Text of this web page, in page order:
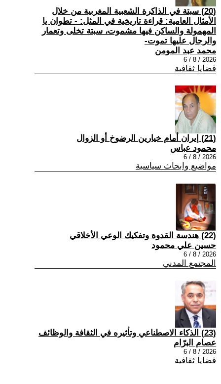
(20) سبتة في الذاكرة الشعبية المغربية من خلال
الأمثال العامية: قراءة تاريخية في المثل: - تطوان يا
المهمولة والساكن فيها مشموت، سبتة تخلى وتعمار
والرجال عليها تموت-
محمد عبد المومن
2026 / 8 / 6
قضايا ثقافية
(21) إيران أمام خيارين الرضوخ أو الزوال
محمود عباس
2026 / 8 / 6
مواضيع وابحاث سياسية
(22) هندسة القدوة وتفكيك الوعي الأخلاقي
حسين علي محمود
2026 / 8 / 6
المجتمع المدني
(23) الذكاء الاصطناعي وتأثيره في الثقافة والوظائف
عصام البرّام
2026 / 8 / 6
قضايا ثقافية